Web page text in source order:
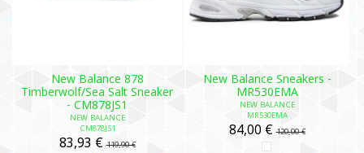
New Balance 878
Timberwolf/Sea Salt Sneaker
- CM878JS1
NEW BALANCE
CM878JS1
83,93 €119,90 €
New Balance Sneakers -
MR530EMA
NEW BALANCE
MR530EMA
84,00 €120,00 €